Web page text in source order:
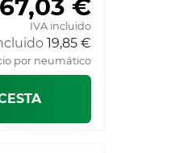
€
IVA incluido
19,85 €
por neumático